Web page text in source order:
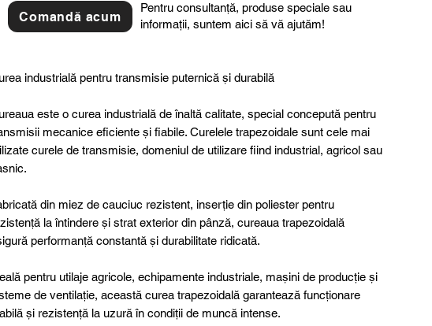
industrială pentru transmisie puternică și durabilă
este o curea industrială de înaltă calitate, special concepută pentru
mecanice eficiente și fiabile. Curelele trapezoidale sunt cele mai
curele de transmisie, domeniul de utilizare fiind industrial, agricol sau
din miez de cauciuc rezistent, inserție din poliester pentru
la întindere și strat exterior din pânză, cureaua trapezoidală
performanță constantă și durabilitate ridicată.
pentru utilaje agricole, echipamente industriale, mașini de producție și
de ventilație, această curea trapezoidală garantează funcționare
și rezistență la uzură în condiții de muncă intense.
Comandă acum
Pentru consultanță, produse speciale sau
informații, suntem aici să vă ajutăm!